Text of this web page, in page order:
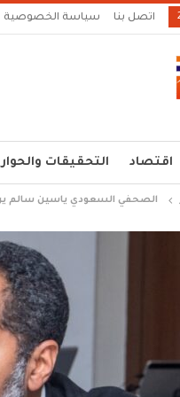
اتصل بنا سياسة الخصوصية
اقتصاد التحقيقات
الصحفي السعودي ياسين سالم